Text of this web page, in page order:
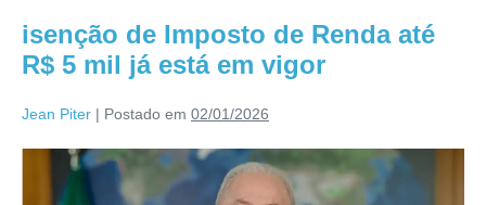
isenção de Imposto de Renda até
R$ 5 mil já está em vigor
Jean Piter | Postado em 02/01/2026